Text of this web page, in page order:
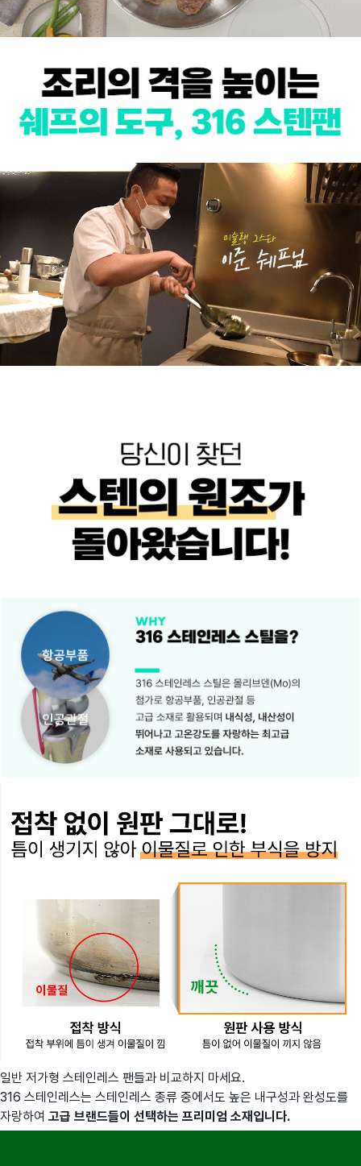
일반 저가형 스테인레스 팬들과 비교하지 마세요.
316 스테인레스는 스테인레스 종류 중에서도 높은 내구성과 완성도를
자랑하여 고급 브랜드들이 선택하는 프리미엄 소재입니다.